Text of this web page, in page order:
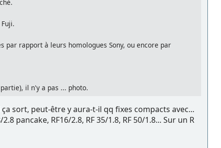
par rapport à leurs homologues Sony, ou encore par
il n'y a pas ... photo.
sort, peut-être y aura-t-il qq fixes compacts avec...
pancake, RF16/2.8, RF 35/1.8, RF 50/1.8... Sur un R